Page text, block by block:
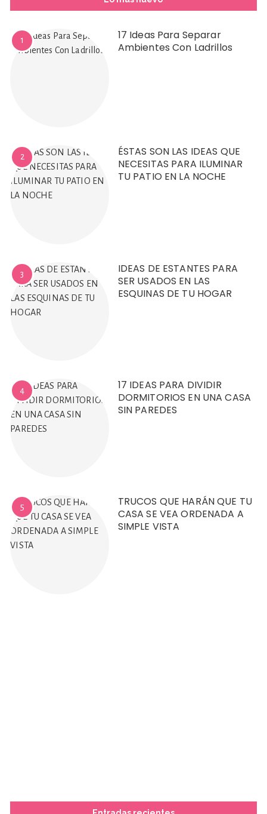
1
17 Ideas Para Separar
Ambientes Con Ladrillos
2
ÉSTAS SON LAS IDEAS QUE
NECESITAS PARA ILUMINAR
TU PATIO EN LA NOCHE
3
IDEAS DE ESTANTES PARA
SER USADOS EN LAS
ESQUINAS DE TU HOGAR
4
17 IDEAS PARA DIVIDIR
DORMITORIOS EN UNA CASA
SIN PAREDES
5
TRUCOS QUE HARÁN QUE TU
CASA SE VEA ORDENADA A
SIMPLE VISTA